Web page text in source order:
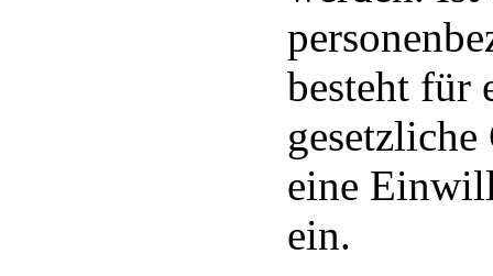
besteht für
eine
ein.